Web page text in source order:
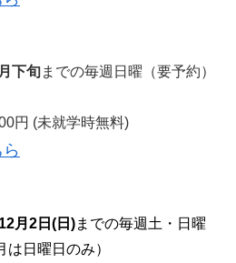
下旬までの毎週日曜（要予約）
円 (未就学時無料)
月2日(日)までの毎週土・日曜
は日曜日のみ）